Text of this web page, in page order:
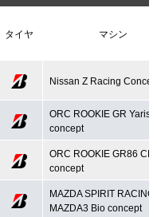
タイヤ マシン
Nissan Z Racing
ORC ROOKIE GR Yaris
concept
ORC ROOKIE GR86
concept
MAZDA SPIRIT RACING
MAZDA3 Bio concept